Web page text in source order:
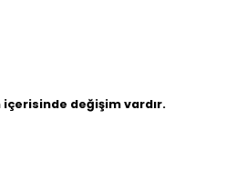
içerisinde değişim vardır.